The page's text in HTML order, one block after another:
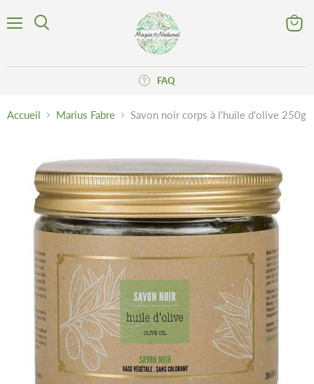
FAQ
Accueil Marius Fabre Savon noir corps à l'huile d'olive 250g